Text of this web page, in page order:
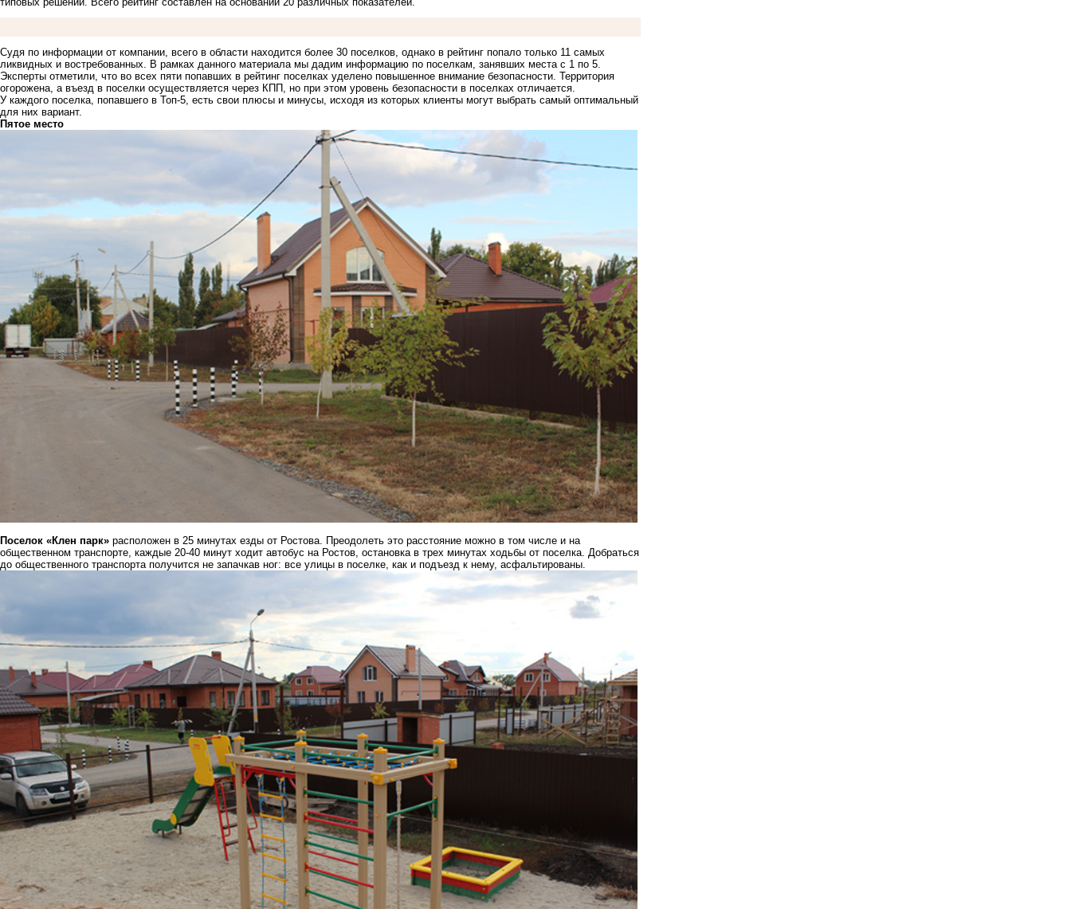
Судя по информации от компании, всего в области находится более 30 поселков, однако в рейтинг попало только 11 самых
ликвидных и востребованных. В рамках данного материала мы дадим информацию по поселкам, занявших места с 1 по 5.
Эксперты отметили, что во всех пяти попавших в рейтинг поселках уделено повышенное внимание безопасности. Территория
огорожена, а въезд в поселки осуществляется через КПП, но при этом уровень безопасности в поселках отличается.
У каждого поселка, попавшего в Топ-5, есть свои плюсы и минусы, исходя из которых клиенты могут выбрать самый оптимальный
для них вариант.
Пятое место
Поселок «Клен парк» расположен в 25 минутах езды от Ростова. Преодолеть это расстояние можно в том числе и на
общественном транспорте, каждые 20-40 минут ходит автобус на Ростов, остановка в трех минутах ходьбы от поселка. Добраться
до общественного транспорта получится не запачкав ног: все улицы в поселке, как и подъезд к нему, асфальтированы.